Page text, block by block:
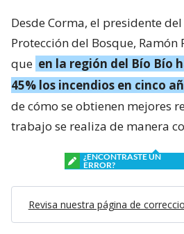
Desde Corma, el presidente
Protección del Bosque, Ramón
que en la región del Bío Bío
45% los incendios en cinco
de cómo se obtienen mejores
trabajo se realiza de manera
¿ENCONTRASTE UN
ERROR?
Revisa nuestra página de